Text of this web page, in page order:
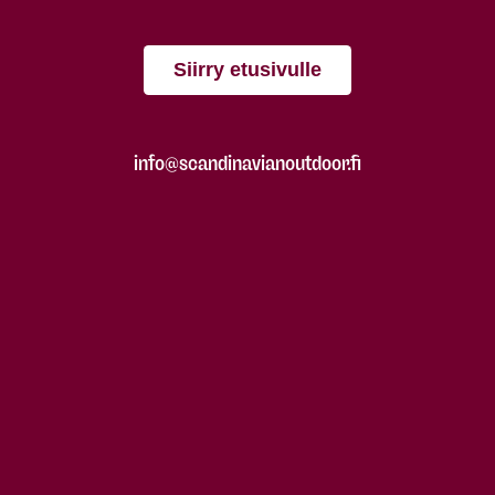
Siirry etusivulle
info@scandinavianoutdoor.fi